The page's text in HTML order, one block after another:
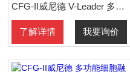
CFG-II威尼德 V-Leader 多功能细胞融合仪
了解详情 我要询价